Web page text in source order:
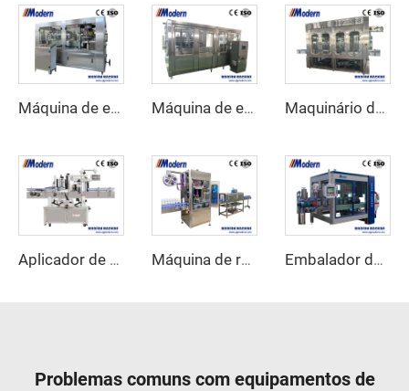
Máquina de enlatamento de refrigerantes carbonatados Máquina de enchimento de latas de cerveja Maquinário de envase de suco
Aplicador de etiquetas adesivas lineares Máquina de rotulagem automática de encolhimento de manga Embalador de caixas automático
Problemas comuns com equipamentos de